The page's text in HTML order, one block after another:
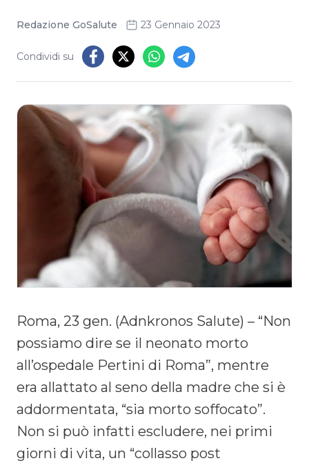
Redazione GoSalute 23 Gennaio 2023
Condividi su
Roma, 23 gen. (Adnkronos Salute) – “Non
possiamo dire se il neonato morto
all’ospedale Pertini di Roma”, mentre
era allattato al seno della madre che si è
addormentata, “sia morto soffocato”.
Non si può infatti escludere, nei primi
giorni di vita, un “collasso post